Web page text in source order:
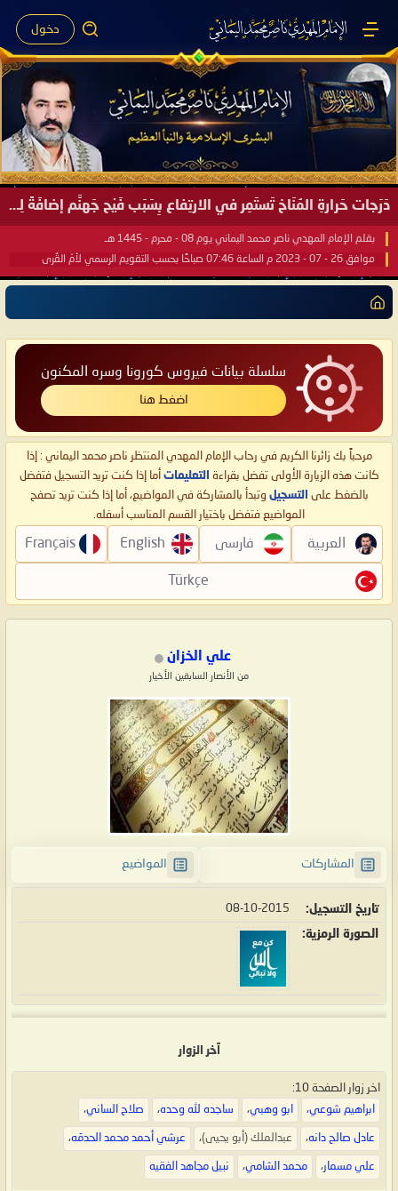
دخول
صَيْفُ سَقَرَ يَبدأُ في اجتياحِ شِتاءِ القُطبِ الشَّمالي كَما وعَدناكُم بالحقِّ لعَامِكم هذا (1445 هـ) ..
بقلم الإمام المهدي ناصر محمد اليماني يوم 18 - جمادى الآخرة - 1445 هـ
موافق 31 - 12 - 2023 م الساعة 07:44 صباحًا بحسب التقويم الرسمي لأمّ القُرى
سلسلة بيانات فيروس كورونا وسره المكنون
اضغط هنا
مرحباً بك زائرنا الكريم في رحاب الإمام المهدي المنتظر ناصر محمد اليماني : إذا
كانت هذه الزيارة الأولى تفضل بقراءة التعليمات أما إذا كنت تريد التسجيل فتفضل
بالضغط على التسجيل وتبدأ بالمشاركة في المواضيع، أما إذا كنت تريد تصفح
المواضيع فتفضل باختيار القسم المناسب أسفله.
العربية فارسی English
Français
Türkçe
علي الخزان
من الأنصار السابقين الأخيار
المشاركات المواضيع
تاريخ التسجيل 08-10-2015
الصورة الرمزية
آخر الزوار
اخر زوار الصفحة 10:
ابراهيم شوعي، ابو وهبي، ساجده لله وحده، صلاح الساني،
عادل صالح دانه، عبدالملك (أبو يحيى)، عرشي أحمد محمد الحدمّه،
علي مسمار، محمد الشامي، نبيل مجاهد الفقيه